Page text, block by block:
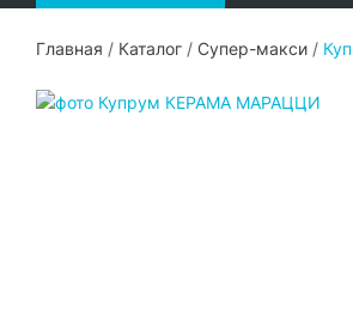
Главная / Каталог / Супер-макси /